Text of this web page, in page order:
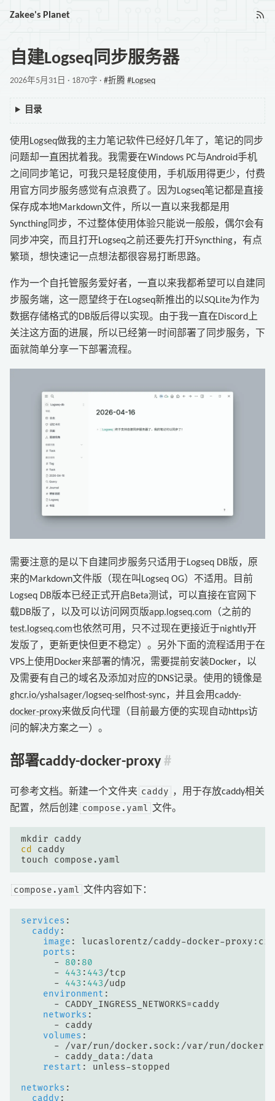
Zakee's Planet
自建Logseq同步服务器
2026年5月31日 · 1870字 · 折腾 Logseq
目录
使用 Logseq做我的主力笔记软件已经好几年了，笔记的同步
问题却一直困扰着我。我需要在Windows PC与Android手机
之间同步笔记，可我只是轻度使用，手机版用得更少，付费
用官方同步服务感觉有点浪费了。因为Logseq笔记都是直接
保存成本地Markdown文件，所以一直以来我都是用
Syncthing同步，不过整体使用体验只能说一般般，偶尔会有
同步冲突，而且打开Logseq之前还要先打开Syncthing，有点
繁琐，想快速记一点想法都很容易打断思路。
作为一个自托管服务爱好者，一直以来我都希望可以自建同
步服务端，这一愿望终于在Logseq新推出的以SQLite为作为
数据存储格式的DB版后得以实现。由于我一直在Discord上
关注这方面的进展，所以已经第一时间部署了同步服务，下
面就简单分享一下部署流程。
需要注意的是以下自建同步服务只适用于Logseq DB版，原
来的Markdown文件版（现在叫Logseq OG）不适用。目前
Logseq DB版本已经正式开启Beta测试，可以直接在官网
下
载DB版了，以及可以访问网页版app.logseq.com （之前的
test.logseq.com也依然可用，只不过现在更接近于nightly开
发版了，更新更快但更不稳定）。另外下面的流程适用于在
VPS上使用Docker来部署的情况，需要提前安装Docker，以
及需要有自己的域名及添加对应的DNS记录。使用的镜像是
ghcr.io/yshalsager/logseq-selfhost-sync，并且会用caddy-
docker-proxy来做反向代理（目前最方便的实现自动https访
问的解决方案之一）。
部署caddy-docker-proxy #
可参考文档。新建一个文件夹 caddy ，用于存放caddy相关
配置，然后创建 compose.yaml 文件。
cd
compose.yaml 文件内容如下：
services :
caddy :
image :
lucaslorentz/caddy-docker-
ports :
- 80 : 80
- 443 : 443/tcp
- 443 : 443/udp
environment :
- CADDY_INGRESS_NETWORKS=caddy
networks :
- caddy
volumes :
- /var/run/docker.sock:/var/run/
- caddy_data:/data
restart :
unless-stopped
networks :
caddy :